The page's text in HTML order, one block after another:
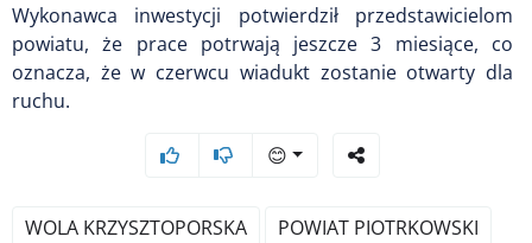
Wykonawca inwestycji potwierdził przedstawicielom
powiatu, że prace potrwają jeszcze 3 miesiące, co
oznacza, że w czerwcu wiadukt zostanie otwarty dla
ruchu.
😊
WOLA KRZYSZTOPORSKA
POWIAT PIOTRKOWSKI